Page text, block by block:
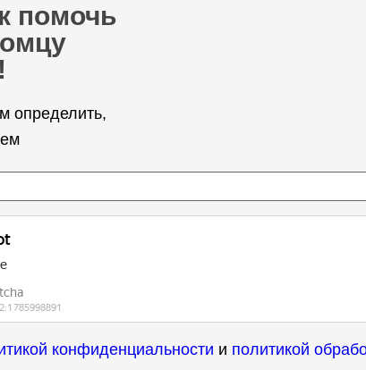
помочь
определить,
конфиденциальности и политикой